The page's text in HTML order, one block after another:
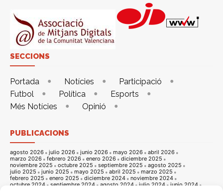
SECCIONS
Portada Notícies
Participació
Futbol
Política
Esports
Més Notícies
Opinió
PUBLICACIONS
agosto 2026 julio 2026 junio 2026 mayo 2026
abril 2026
marzo 2026
febrero 2026 enero 2026
diciembre 2025
noviembre 2025
octubre 2025 septiembre 2025
agosto 2025
julio 2025
junio 2025 mayo 2025 abril 2025
marzo 2025
febrero 2025
enero 2025 diciembre 2024
noviembre 2024
octubre 2024
septiembre 2024 agosto 2024 julio 2024
junio 2024